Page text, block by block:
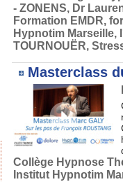
- ZONENS, Dr
Formation EMDR,
Hypnotim Marseille,
TOURNOUËR,
Masterclass
Collège Hypnose
Institut Hypnotim